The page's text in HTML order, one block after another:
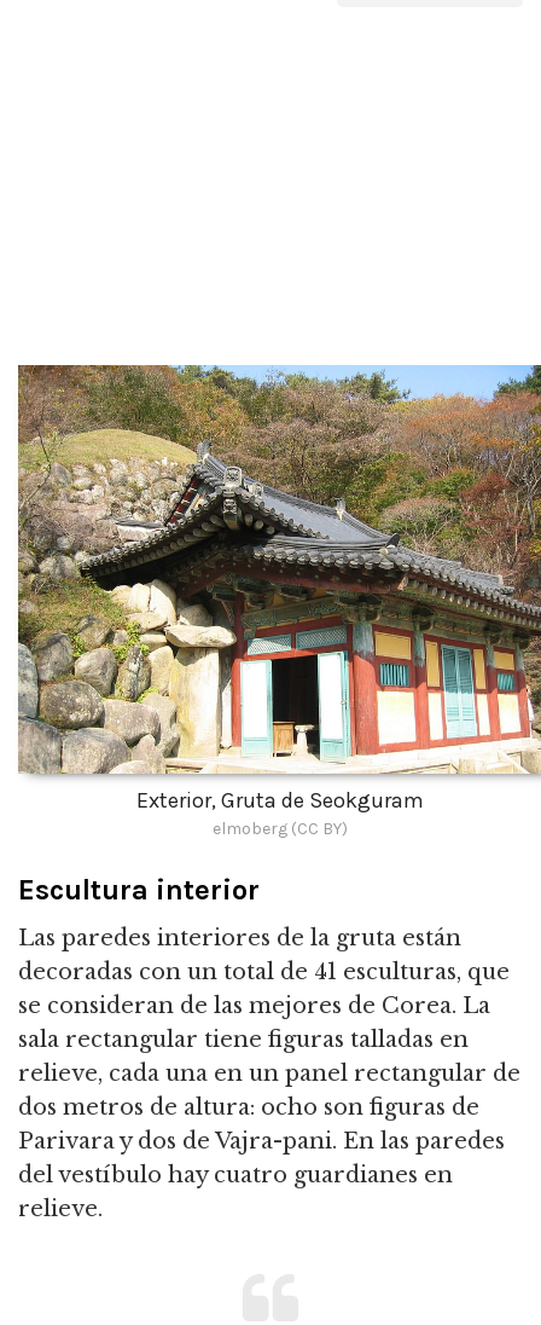
Exterior, Gruta de Seokguram
elmoberg (CC BY)
Escultura interior
Las paredes interiores de la gruta están
decoradas con un total de 41 esculturas, que
se consideran de las mejores de Corea. La
sala rectangular tiene figuras talladas en
relieve, cada una en un panel rectangular de
dos metros de altura: ocho son figuras de
Parivara y dos de Vajra-pani. En las paredes
del vestíbulo hay cuatro guardianes en
relieve.